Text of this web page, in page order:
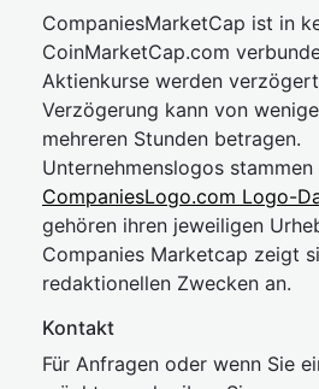
CompaniesMarketCap ist in
CoinMarketCap.com
Aktienkurse werden
Verzögerung kann von
mehreren Stunden betragen.
Unternehmenslogos stammen
CompaniesLogo.com Logo-
gehören ihren jeweiligen
Companies Marketcap zeigt
redaktionellen Zwecken an.
Kontakt
Für Anfragen oder wenn Sie